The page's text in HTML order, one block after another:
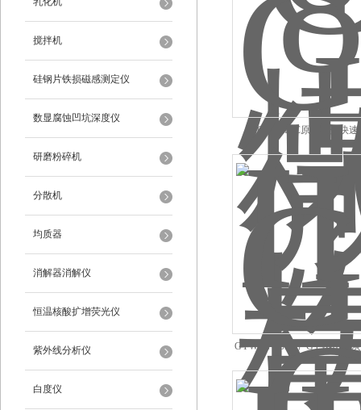
搅拌机
硅钢片铁损磁感测定仪
数显腐蚀凹坑深度仪
研磨粉碎机
分散机
均质器
消解器消解仪
恒温核酸扩增荧光仪
紫外线分析仪
白度仪
GTW-III-C原煤水分快速
GYW-III（0.1g）GYW-III焦
析仪